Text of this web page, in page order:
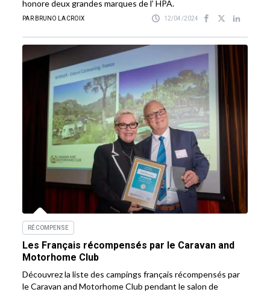
honore deux grandes marques de l’ HPA.
PAR BRUNO LACROIX 12/04/2024
RÉCOMPENSE
Les Français récompensés par le Caravan and
Motorhome Club
Découvrez la liste des campings français récompensés par
le Caravan and Motorhome Club pendant le salon de